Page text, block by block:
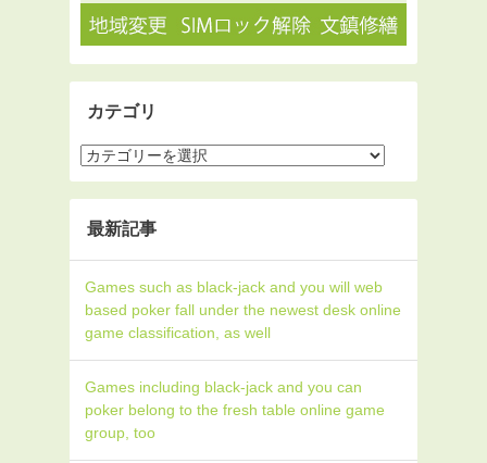
カテゴリ
最新記事
Games such as black-jack and you will web
based poker fall under the newest desk online
game classification, as well
Games including black-jack and you can
poker belong to the fresh table online game
group, too